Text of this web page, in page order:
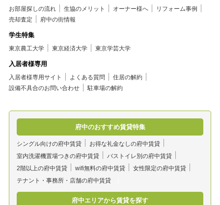
お部屋探しの流れ 生協のメリット オーナー様へ
リフォーム事例
売却査定
府中の街情報
学生特集
東京農工大学 東京経済大学 東京学芸大学
入居者様専用
入居者様専用サイト よくある質問
住居の解約
設備不具合のお問い合わせ
駐車場の解約
府中のおすすめ賃貸特集
シングル向けの府中賃貸
お得な礼金なしの府中賃貸
室内洗濯機置場つきの府中賃貸
バストイレ別の府中賃貸
2階以上の府中賃貸
wifi無料の府中賃貸
女性限定の府中賃貸
テナント・事務所・店舗の府中賃貸
府中エリアから賃貸を探す